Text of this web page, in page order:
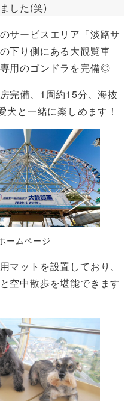
した(笑)
サービスエリア「淡路サ
下り側にある大観覧車
用のゴンドラを完備◎
完備、1周約15分、海抜
犬と一緒に楽しめます！
ームページ
マットを設置しており、
空中散歩を堪能できます